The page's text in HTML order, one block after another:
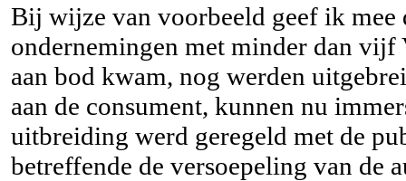
Bij wijze van voorbeeld geef ik
ondernemingen met minder dan
aan bod kwam, nog werden
aan de consument, kunnen nu
uitbreiding werd geregeld met de
betreffende de versoepeling van de